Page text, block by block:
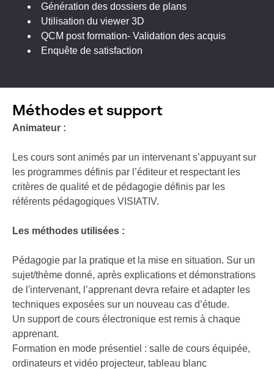
Génération des dossiers de plans
Utilisation du viewer 3D
QCM post formation- Validation des acquis
Enquête de satisfaction
Méthodes et support
Animateur :
Les cours sont animés par un intervenant s’appuyant sur
les programmes définis par l’éditeur et respectant les
critères de qualité et de pédagogie définis par les
référents pédagogiques VISIATIV.
Les méthodes utilisées :
Pédagogie par la pratique et la mise en situation. Sur un
sujet/thème donné, après explications et démonstrations
de l'intervenant, l’apprenant devra refaire et adapter les
techniques exposées sur un nouveau cas d’étude.
Un support de cours électronique est remis à chaque
apprenant.
Formation en mode présentiel : salle de cours équipée,
ordinateurs et vidéo projecteur, tableau blanc